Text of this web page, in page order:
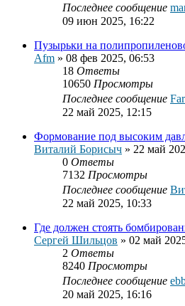
Последнее сообщение
09 июн 2025, 16:22
Пузырьки на
Afm » 08 фев 2025, 06:53
18 Ответы
10650 Просмотры
Последнее сообщение
22 май 2025, 12:15
Формование под высоким
Виталий Борисыч » 22 май
0 Ответы
7132 Просмотры
Последнее сообщение
22 май 2025, 10:33
Где должен стоять
Сергей Шильцов » 02 май
2 Ответы
8240 Просмотры
Последнее сообщение
20 май 2025, 16:16